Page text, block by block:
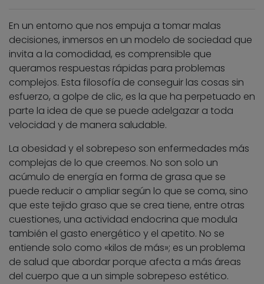
En un entorno que nos empuja a tomar malas
decisiones, inmersos en un modelo de sociedad que
invita a la comodidad, es comprensible que
queramos respuestas rápidas para problemas
complejos. Esta filosofía de conseguir las cosas sin
esfuerzo, a golpe de clic, es la que ha perpetuado en
parte la idea de que se puede adelgazar a toda
velocidad y de manera saludable.
La obesidad y el sobrepeso son enfermedades más
complejas de lo que creemos. No son solo un
acúmulo de energía en forma de grasa que se
puede reducir o ampliar según lo que se coma, sino
que este tejido graso que se crea tiene, entre otras
cuestiones, una actividad endocrina que modula
también el gasto energético y el apetito. No se
entiende solo como «kilos de más»; es un problema
de salud que abordar porque afecta a más áreas
del cuerpo que a un simple sobrepeso estético.